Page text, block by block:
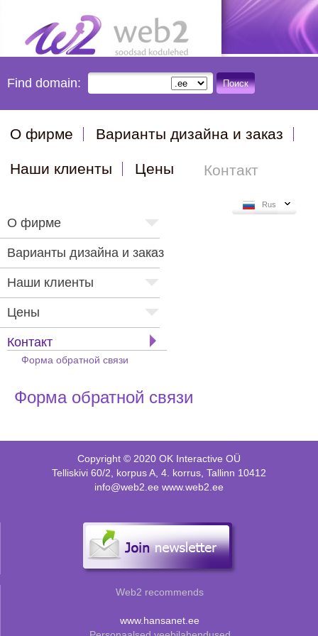
Find domain: Поиск
О фирме Варианты дизайна и заказ
Наши клиенты Цены Контакт
Rus
О фирме
Варианты дизайна и заказ
Наши клиенты
Цены
Контакт
Форма обратной связи
Форма обратной связи
Copyright © 2020 OK Interactive OÜ
Telliskivi 60/2, korpus A, 4. korrus, Tallinn 10412
info@web2.ee www.web2.ee
Web2 recommends
www.hansanet.ee